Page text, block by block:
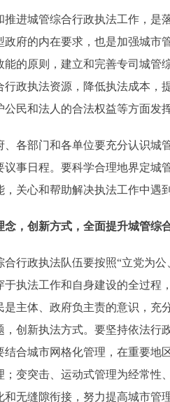
京概况
色北京
城管综合行政执法工作，是落
政府的内在要求，也是加强城市
能的原则，建立和完善专司城管
行政执法资源，降低执法成本，
公民和法人的合法权益等方面发
部门和各单位要充分认识城管
议事日程。要科学合理地界定城
，关心和帮助解决执法工作中遇
，创新方式，全面提升城管综
政执法队伍要按照“立党为公
于执法工作和自身建设的全过程
是主体、政府负主责的意识，充
，创新执法方式。要坚持依法行
结合城市网格化管理，在重要地
；变突击、运动式管理为经常性
和无缝隙衔接，努力提高城市管